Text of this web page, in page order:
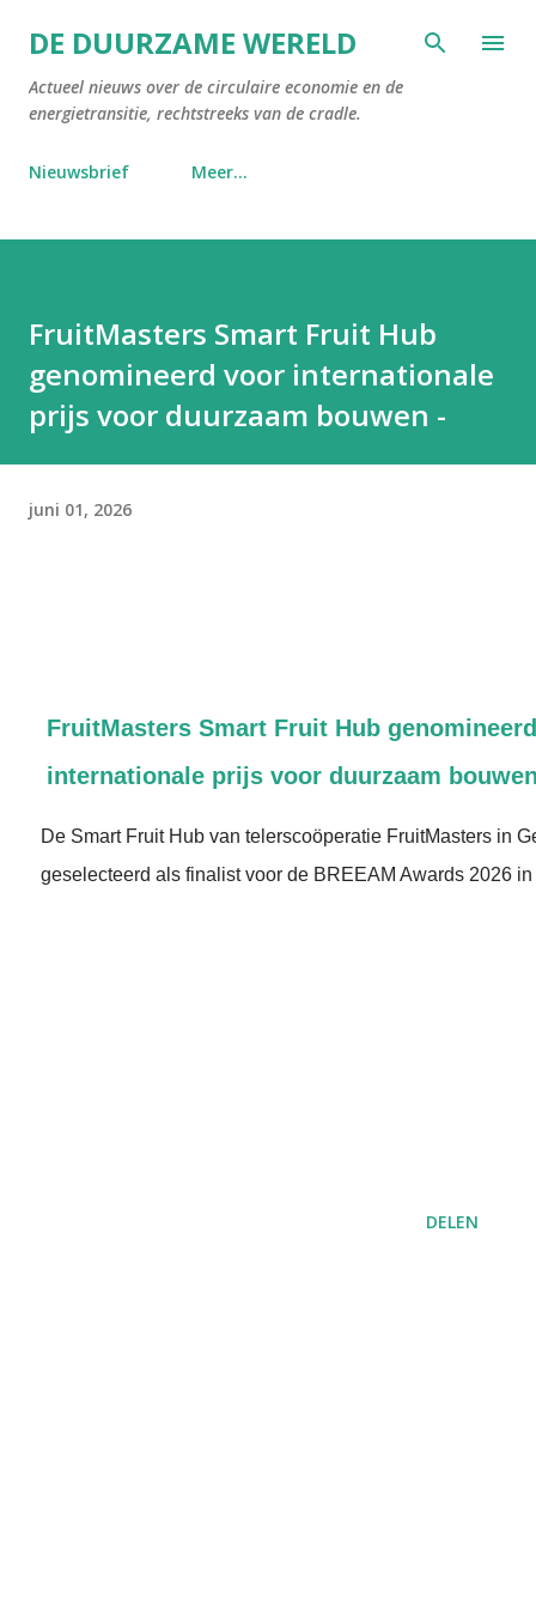
Doorgaan naar hoofdcontent
DE DUURZAME WERELD
Actueel nieuws over de circulaire economie en de
energietransitie, rechtstreeks van de cradle.
Nieuwsbrief Meer…
FruitMasters Smart Fruit Hub
genomineerd voor internationale
prijs voor duurzaam bouwen -
juni 01, 2026
FruitMasters Smart Fruit Hub
internationale prijs voor duurzaam
De Smart Fruit Hub van telerscoöperatie FruitMasters in
geselecteerd als finalist voor de BREEAM Awards 2026 in
DELEN